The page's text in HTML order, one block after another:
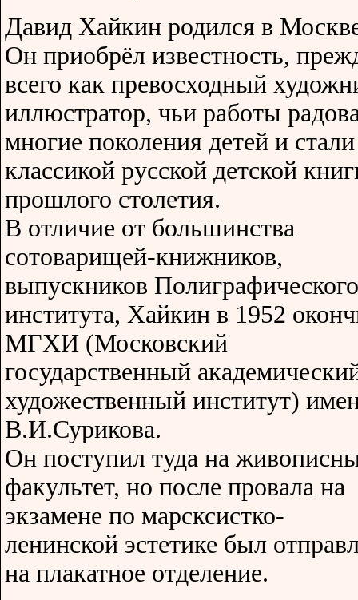
Давид Хайкин родился в
Он приобрёл известность,
всего как превосходный
иллюстратор, чьи работы
многие поколения детей и стали
классикой русской детской
прошлого столетия.
В отличие от большинства
сотоварищей-книжников,
выпускников Полиграфического
института, Хайкин в 1952
МГХИ (Московский
государственный
художественный институт)
В.И.Сурикова.
Он поступил туда на
факультет, но после провала на
экзамене по марсксистко-
ленинской эстетике был
на плакатное отделение.